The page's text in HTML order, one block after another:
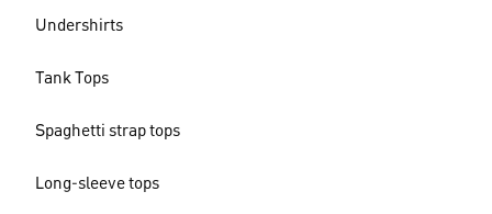
Undershirts
Tank Tops
Spaghetti strap tops
Long-sleeve tops